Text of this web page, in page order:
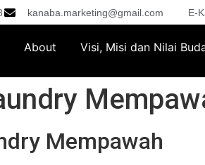
kanaba.marketing@gmail.com E-
About Visi, Misi dan Nilai
Mempawah